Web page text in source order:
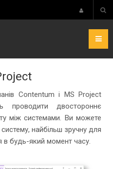
Contentum і MS Project
проводити двостороннє
між системами. Ви можете
найбільш зручну для
в будь-який момент часу.